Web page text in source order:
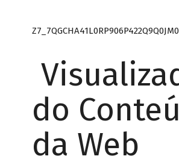
Z7_7QGCHA41L0RP906P422Q9Q0JM0
do
da Web